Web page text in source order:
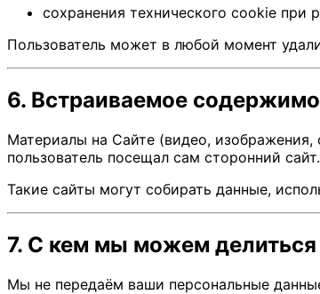
сохранения технического cookie при
Пользователь может в любой момент
6. Встраиваемое
Материалы на Сайте (видео, изображения,
пользователь посещал сам сторонний сайт.
Такие сайты могут собирать данные,
7. С кем мы можем
Мы не передаём ваши персональные